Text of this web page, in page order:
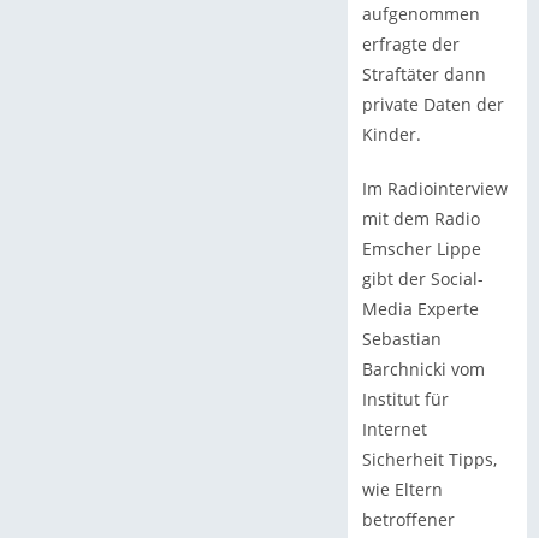
aufgenommen
erfragte der
Straftäter dann
private Daten der
Kinder.
Im Radiointerview
mit dem Radio
Emscher Lippe
gibt der Social-
Media Experte
Sebastian
Barchnicki vom
Institut für
Internet
Sicherheit Tipps,
wie Eltern
betroffener